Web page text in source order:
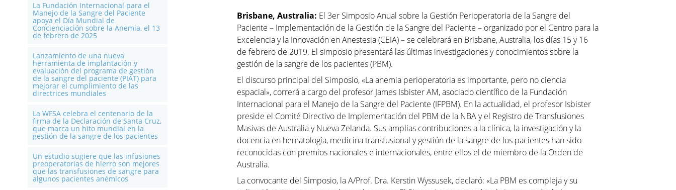
La Fundación Internacional para el
Manejo de la Sangre del Paciente
apoya el Día Mundial de
Concienciación sobre la Anemia, el 13
de febrero de 2025
Lanzamiento de una nueva
herramienta de implantación y
evaluación del programa de gestión
de la sangre del paciente (PIAT) para
mejorar el cumplimiento de las
directrices mundiales
La WFSA celebra el centenario de la
firma de la Declaración de Santa Cruz,
que marca un hito mundial en la
gestión de la sangre de los pacientes
Un estudio sugiere que las infusiones
preoperatorias de hierro son mejores
que las transfusiones de sangre para
algunos pacientes anémicos
Brisbane, Australia: El 3er Simposio Anual sobre la Gestión Perioperatoria de la Sangre del
Paciente – Implementación de la Gestión de la Sangre del Paciente – organizado por el Centro para la
Excelencia y la Innovación en Anestesia (CEIA) – se celebrará en Brisbane, Australia, los días 15 y 16
de febrero de 2019. El simposio presentará las últimas investigaciones y conocimientos sobre la
gestión de la sangre de los pacientes (PBM).
El discurso principal del Simposio, «La anemia perioperatoria es importante, pero no ciencia
espacial», correrá a cargo del profesor James Isbister AM, asociado científico de la Fundación
Internacional para el Manejo de la Sangre del Paciente (IFPBM). En la actualidad, el profesor Isbister
preside el Comité Directivo de Implementación del PBM de la NBA y el Registro de Transfusiones
Masivas de Australia y Nueva Zelanda. Sus amplias contribuciones a la clínica, la investigación y la
docencia en hematología, medicina transfusional y gestión de la sangre de los pacientes han sido
reconocidas con premios nacionales e internacionales, entre ellos el de miembro de la Orden de
Australia.
La convocante del Simposio, la A/Prof. Dra. Kerstin Wyssusek, declaró: «La PBM es compleja y su